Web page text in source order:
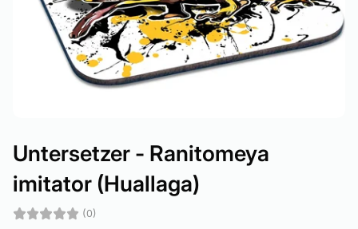
Untersetzer - Ranitomeya
imitator (Huallaga)
(0)